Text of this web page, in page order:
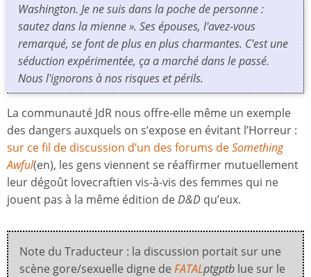
Washington. Je ne suis dans la poche de personne :
sautez dans la mienne ». Ses épouses, l'avez-vous
remarqué, se font de plus en plus charmantes. C'est une
séduction expérimentée, ça a marché dans le passé.
Nous l'ignorons à nos risques et périls.
La communauté JdR nous offre-elle même un exemple
des dangers auxquels on s’expose en évitant l’Horreur :
sur ce fil de discussion d’un des forums deSomething
Awful(en), les gens viennent se réaffirmer mutuellement
leur dégoût lovecraftien vis-à-vis des femmes qui ne
jouent pas à la même édition deD&D qu’eux.
Note du Traducteur : la discussion portait sur une
scène gore/sexuelle digne de FATALptgptb lue sur le